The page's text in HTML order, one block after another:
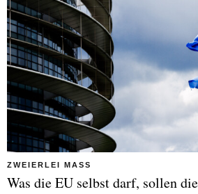
ZWEIERLEI MASS
Was die EU selbst darf, sollen